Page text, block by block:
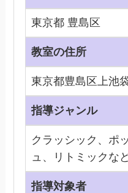
東京都 豊島区
教室の住所
東京都豊島区上池
指導ジャンル
クラッシック、ポ
ュ、リトミックな
指導対象者